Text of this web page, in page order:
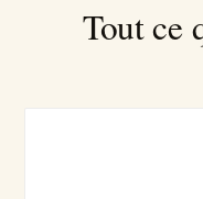
Tout ce